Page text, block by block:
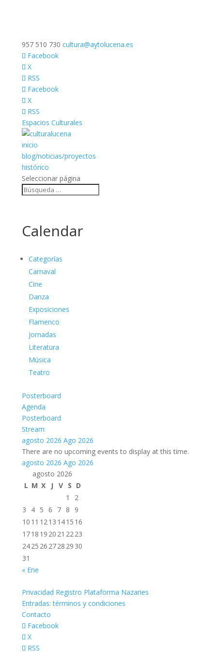
957 510 730 cultura@aytolucena.es
Facebook
X
RSS
Facebook
X
RSS
Espacios Culturales
inicio
blog/noticias/proyectos
histórico
Seleccionar página
Calendar
Categorías
Carnaval
Cine
Danza
Exposiciones
Flamenco
Jornadas
Literatura
Música
Teatro
Posterboard
Agenda
Posterboard
Stream
agosto 2026 Ago 2026
There are no upcoming events to display at this time.
agosto 2026 Ago 2026
agosto 2026
L M X J V S D
1
2
3
4 5 6 7 8
9
10 11 1213 1415 16
1718 19 20 21 2223
2425 26 2728 29 30
31
« Ene
Privacidad Registro Plataforma Nazaries
Entradas: términos y condiciones
Contacto
Facebook
X
RSS